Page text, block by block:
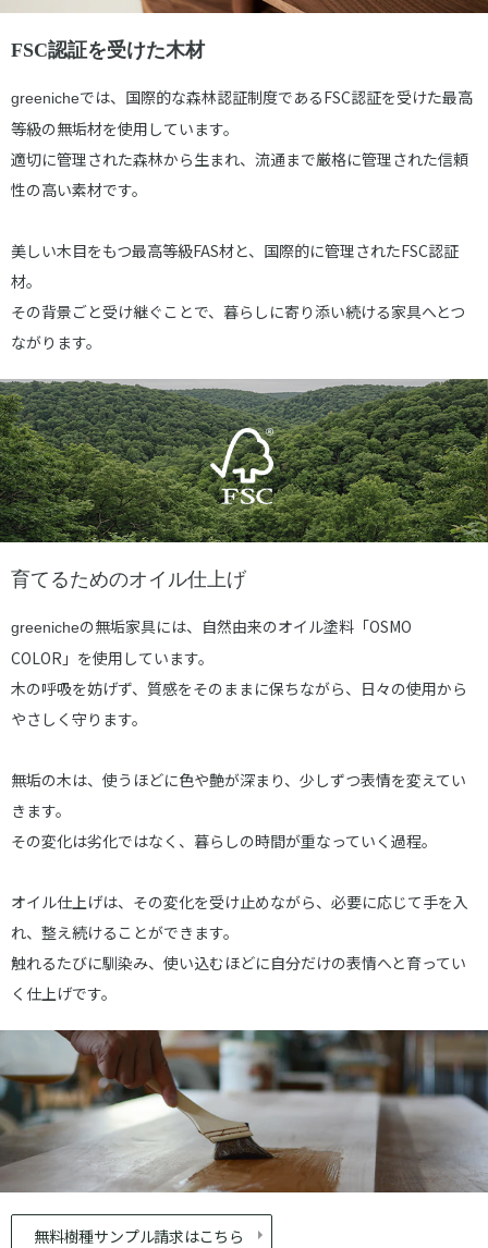
FSC認証を受けた木材
greenicheでは、国際的な森林認証制度であるFSC認証を受けた最高
等級の無垢材を使用しています。
適切に管理された森林から生まれ、流通まで厳格に管理された信頼
性の高い素材です。
美しい木目をもつ最高等級FAS材と、国際的に管理されたFSC認証
材。
その背景ごと受け継ぐことで、暮らしに寄り添い続ける家具へとつ
ながります。
育てるためのオイル仕上げ
greenicheの無垢家具には、自然由来のオイル塗料「OSMO
COLOR」を使用しています。
木の呼吸を妨げず、質感をそのままに保ちながら、日々の使用から
やさしく守ります。
無垢の木は、使うほどに色や艶が深まり、少しずつ表情を変えてい
きます。
その変化は劣化ではなく、暮らしの時間が重なっていく過程。
オイル仕上げは、その変化を受け止めながら、必要に応じて手を入
れ、整え続けることができます。
触れるたびに馴染み、使い込むほどに自分だけの表情へと育ってい
く仕上げです。
無料樹種サンプル請求はこちら